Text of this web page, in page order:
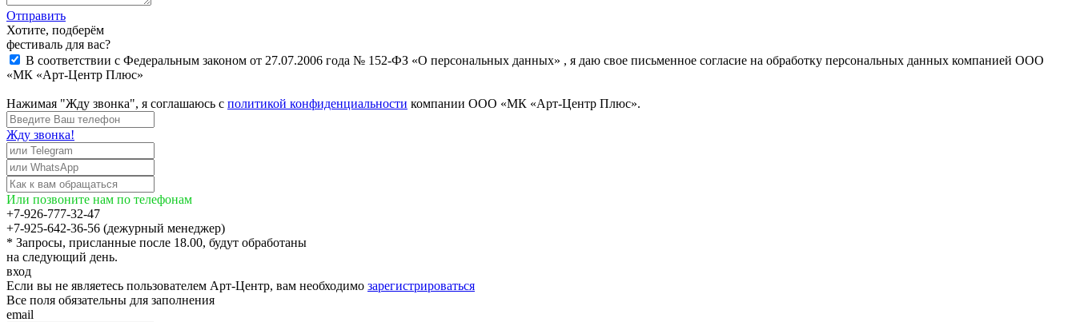
Отправить
Хотите, подберём
фестиваль для вас?
В соответствии с Федеральным законом от 27.07.2006 года № 152-ФЗ «О персональных данных» , я даю свое письменное согласие на обработку персональных данных компанией ООО
«МК «Арт-Центр Плюс»
Нажимая "Жду звонка", я соглашаюсь с политикой конфиденциальности компании ООО «МК «Арт-Центр Плюс».
Жду звонка!
Или позвоните нам по телефонам
+7-926-777-32-47
+7-925-642-36-56 (дежурный менеджер)
* Запросы, присланные после 18.00, будут обработаны
на следующий день.
вход
Если вы не являетесь пользователем Арт-Центр, вам необходимо зарегистрироваться
Все поля обязательны для заполнения
email